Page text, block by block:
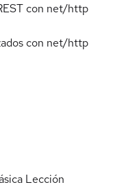
con net/http
con net/http
Lección